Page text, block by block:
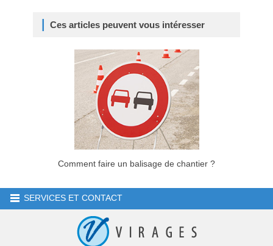
Ces articles peuvent vous intéresser
Comment faire un balisage de chantier ?
SERVICES ET CONTACT